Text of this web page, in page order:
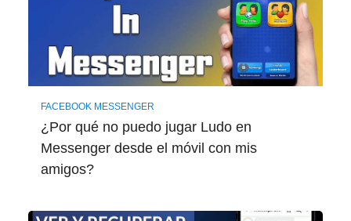
FACEBOOK MESSENGER
¿Por qué no puedo jugar Ludo en
Messenger desde el móvil con mis
amigos?